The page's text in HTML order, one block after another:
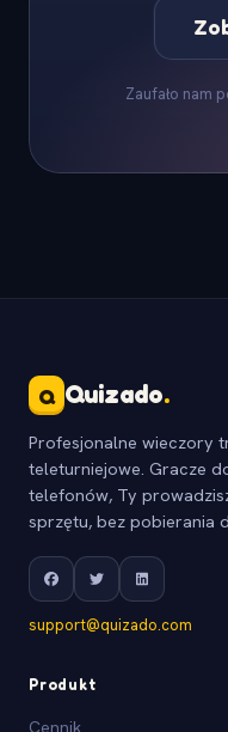
Zaufało nam
Q Quizado.
Profesjonalne wieczory
teleturniejowe. Gracze
telefonów, Ty
sprzętu, bez pobierania
support@quizado.com
Produkt
Cennik